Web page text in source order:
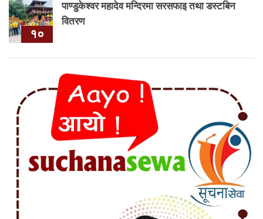
१०
पाण्डुकेश्वर महादेव मन्दिरमा सरसफाइ तथा डस्टबिन
वितरण